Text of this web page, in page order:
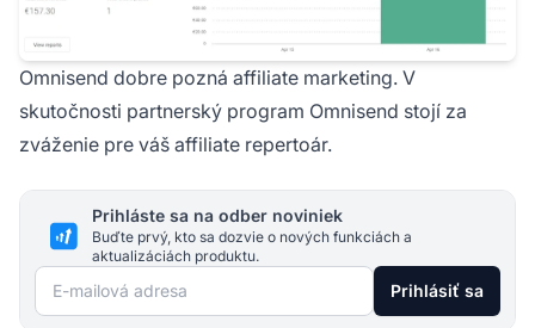
Omnisend dobre pozná affiliate marketing. V
skutočnosti partnerský program Omnisend stojí za
zváženie pre váš affiliate repertoár.
Prihláste sa na odber noviniek
Buďte prvý, kto sa dozvie o nových funkciách a
aktualizáciách produktu.
E-mailová adresa Prihlásiť sa